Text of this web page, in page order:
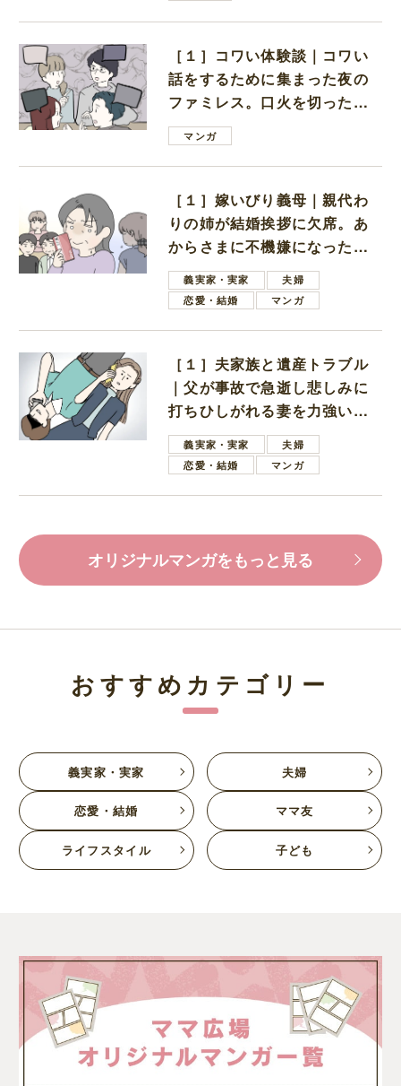
［１］コワい体験談｜コワい
話をするために集まった夜の
ファミレス。口火を切ったの
は電車好きの男の子ママ
マンガ
［１］嫁いびり義母｜親代わ
りの姉が結婚挨拶に欠席。あ
からさまに不機嫌になった義
母義実家・実家
夫婦
恋愛・結婚
マンガ
［１］夫家族と遺産トラブル
｜父が事故で急逝し悲しみに
打ちひしがれる妻を力強い言
葉で励ます夫
義実家・実家
夫婦
恋愛・結婚
マンガ
オリジナルマンガをもっと見る
おすすめカテゴリー
義実家・実家 夫婦
恋愛・結婚 ママ友
ライフスタイル 子ども